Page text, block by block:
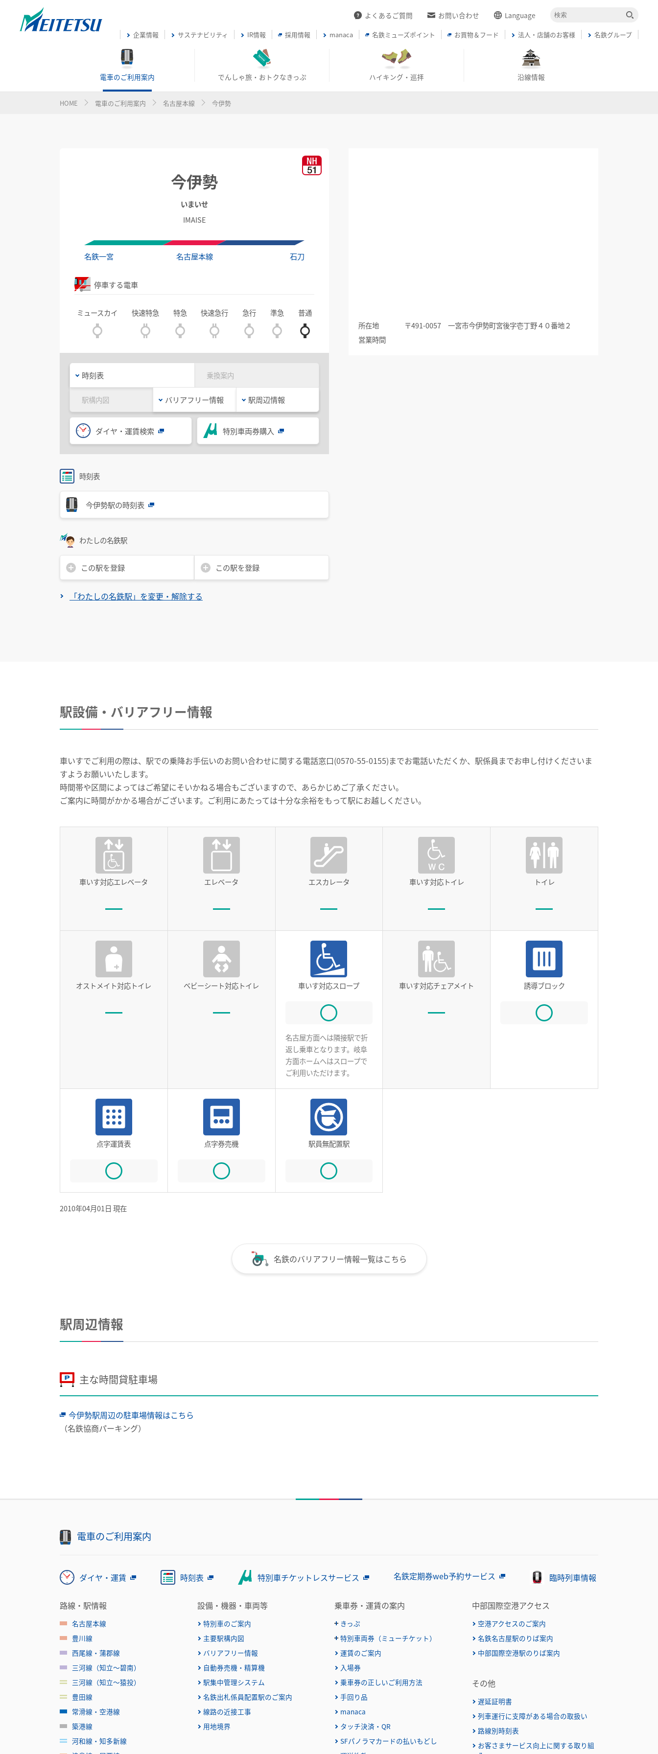
電車のご利用案内 でんしゃ旅・おトクなきっぷ ハイキング・巡拝 沿線情報
よくあるご質問 お問い合わせ Language
企業情報 サステナビリティ IR情報 採用情報 manaca 名鉄ミューズポイント お買物＆フード 法人・店舗のお客様 名鉄グループ
English
簡体中文
繁体中文
HOME 電車のご利用案内 名古屋本線 今伊勢
今伊勢
いまいせ
IMAISE
名鉄一宮 名古屋本線 石刀
停車する電車
ミュースカイ 快速特急 特急 快速急行 急行 準急 普通
時刻表 乗換案内
駅構内図 バリアフリー情報 駅周辺情報
ダイヤ・運賃検索 特別車両券購入
時刻表
今伊勢駅の時刻表
わたしの名鉄駅
この駅を登録 この駅を登録
「わたしの名鉄駅」を変更・解除する
所在地
〒491-0057 一宮市今伊勢町宮後字壱丁野４０番地２
営業時間
駅設備・バリアフリー情報
車いすでご利用の際は、駅での乗降お手伝いのお問い合わせに関する電話窓口(0570-55-0155)までお電話いただくか、駅係員までお申し付けくださいま
すようお願いいたします。
時間帯や区間によってはご希望にそいかねる場合もございますので、あらかじめご了承ください。
ご案内に時間がかかる場合がございます。ご利用にあたっては十分な余裕をもって駅にお越しください。
車いす対応エレベータ エレベータ エスカレータ 車いす対応トイレ トイレ
オストメイト対応トイレ ベビーシート対応トイレ 車いす対応スロープ
名古屋方面へは隣接駅で折
返し乗車となります。岐阜
方面ホームへはスロープで
ご利用いただけます。
車いす対応チェアメイト 誘導ブロック
点字運賃表 点字券売機 駅員無配置駅
2010年04月01日 現在
名鉄のバリアフリー情報一覧はこちら
駅周辺情報
主な時間貸駐車場
今伊勢駅周辺の駐車場情報はこちら
（名鉄協商パーキング）
電車のご利用案内
ダイヤ・運賃 時刻表 特別車チケットレスサービス 名鉄定期券web予約サービス 臨時列車情報
路線・駅情報
名古屋本線
豊川線
西尾線・蒲郡線
三河線（知立～碧南）
三河線（知立～猿投）
豊田線
常滑線・空港線
築港線
河和線・知多新線
設備・機器・車両等
特別車のご案内
主要駅構内図
バリアフリー情報
自動券売機・精算機
駅集中管理システム
名鉄出札係員配置駅のご案内
線路の近接工事
用地境界
乗車券・運賃の案内
きっぷ
おとなとこども
普通乗車券
特殊割引回数券
名鉄定期券web予約サービス
団体乗車券
障害者割引および学生割引
きっぷの変更・交換
きっぷをなくした場合
特別車両券（ミューチケット）
特別車両券（ミューチケット）
乗継ミューチケット
特別車両券の払いもどし
運賃のご案内
入場券
乗車券の正しいご利用方法
手回り品
manaca
タッチ決済・QR
SFパノラマカードの払いもどし
中部国際空港アクセス
空港アクセスのご案内
名鉄名古屋駅のりば案内
中部国際空港駅のりば案内
その他
遅延証明書
列車運行に支障がある場合の取扱い
路線別時刻表
お客さまサービス向上に関する取り組